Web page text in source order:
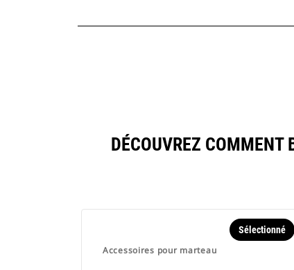
DÉCOUVREZ COMMENT
Accessoires pour marteau
Sélectionné